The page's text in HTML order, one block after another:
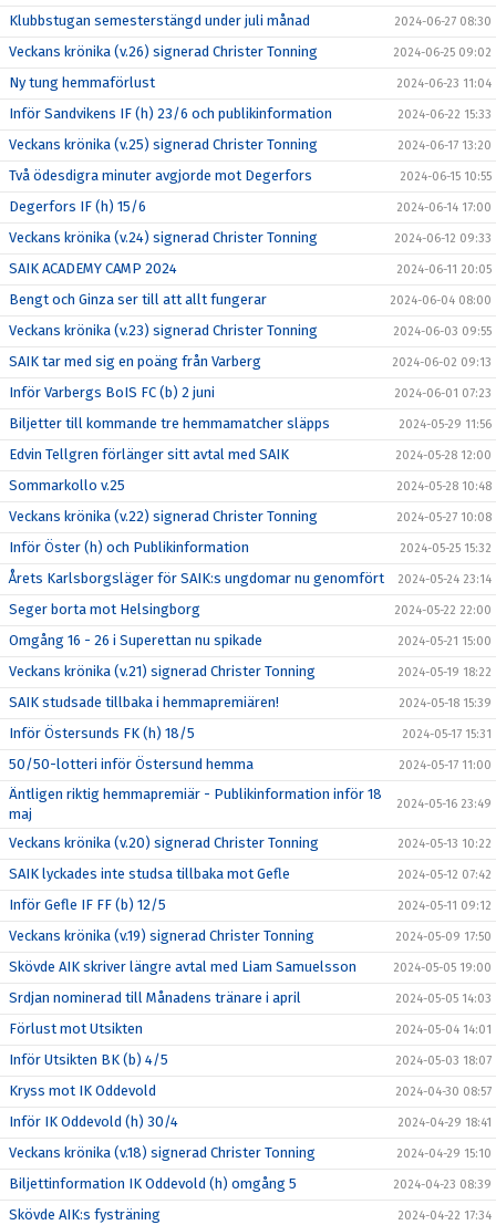
Klubbstugan semesterstängd under juli månad 2024-06-27 08:30
Veckans krönika (v.26) signerad Christer Tonning 2024-06-25 09:02
Ny tung hemmaförlust 2024-06-23 11:04
Inför Sandvikens IF (h) 23/6 och publikinformation 2024-06-22 15:33
Veckans krönika (v.25) signerad Christer Tonning 2024-06-17 13:20
Två ödesdigra minuter avgjorde mot Degerfors 2024-06-15 10:55
Degerfors IF (h) 15/6 2024-06-14 17:00
Veckans krönika (v.24) signerad Christer Tonning 2024-06-12 09:33
SAIK ACADEMY CAMP 2024 2024-06-11 20:05
Bengt och Ginza ser till att allt fungerar 2024-06-04 08:00
Veckans krönika (v.23) signerad Christer Tonning 2024-06-03 09:55
SAIK tar med sig en poäng från Varberg 2024-06-02 09:13
Inför Varbergs BoIS FC (b) 2 juni 2024-06-01 07:23
Biljetter till kommande tre hemmamatcher släpps 2024-05-29 11:56
Edvin Tellgren förlänger sitt avtal med SAIK 2024-05-28 12:00
Sommarkollo v.25 2024-05-28 10:48
Veckans krönika (v.22) signerad Christer Tonning 2024-05-27 10:08
Inför Öster (h) och Publikinformation 2024-05-25 15:32
Årets Karlsborgsläger för SAIK:s ungdomar nu genomfört 2024-05-24 23:14
Seger borta mot Helsingborg 2024-05-22 22:00
Omgång 16 - 26 i Superettan nu spikade 2024-05-21 15:00
Veckans krönika (v.21) signerad Christer Tonning 2024-05-19 18:22
SAIK studsade tillbaka i hemmapremiären! 2024-05-18 15:39
Inför Östersunds FK (h) 18/5 2024-05-17 15:31
50/50-lotteri inför Östersund hemma 2024-05-17 11:00
Äntligen riktig hemmapremiär - Publikinformation inför 18
maj
2024-05-16 23:49
Veckans krönika (v.20) signerad Christer Tonning 2024-05-13 10:22
SAIK lyckades inte studsa tillbaka mot Gefle 2024-05-12 07:42
Inför Gefle IF FF (b) 12/5 2024-05-11 09:12
Veckans krönika (v.19) signerad Christer Tonning 2024-05-09 17:50
Skövde AIK skriver längre avtal med Liam Samuelsson 2024-05-05 19:00
Srdjan nominerad till Månadens tränare i april 2024-05-05 14:03
Förlust mot Utsikten 2024-05-04 14:01
Inför Utsikten BK (b) 4/5 2024-05-03 18:07
Kryss mot IK Oddevold 2024-04-30 08:57
Inför IK Oddevold (h) 30/4 2024-04-29 18:41
Veckans krönika (v.18) signerad Christer Tonning 2024-04-29 15:10
Biljettinformation IK Oddevold (h) omgång 5 2024-04-23 08:39
Skövde AIK:s fysträning 2024-04-22 17:34